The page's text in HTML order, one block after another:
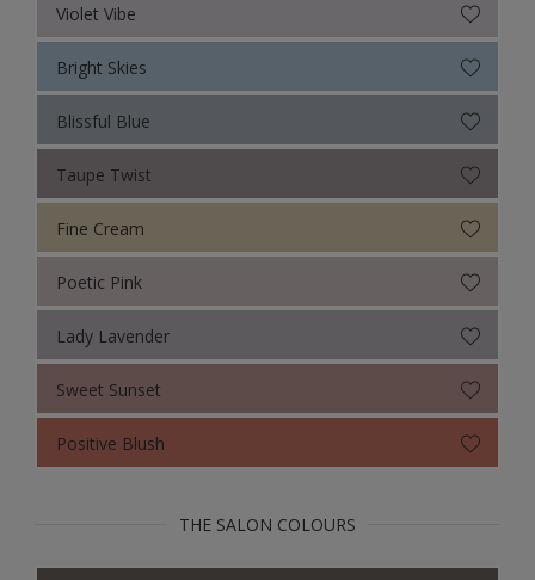
Violet Vibe
Bright Skies
Blissful Blue
Taupe Twist
Fine Cream
Poetic Pink
Lady Lavender
Sweet Sunset
Positive Blush
THE SALON COLOURS